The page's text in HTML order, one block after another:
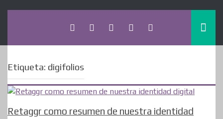
Etiqueta: digifolios
Retaggr como resumen de nuestra identidad